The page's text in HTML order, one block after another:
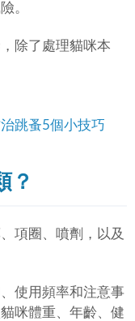
。
除了處理貓咪本
跳蚤5個小技巧
？
項圈、噴劑，以及
使用頻率和注意事
咪體重、年齡、健